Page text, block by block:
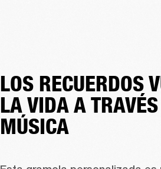
LOS RECUERDOS
LA VIDA A
MÚSICA